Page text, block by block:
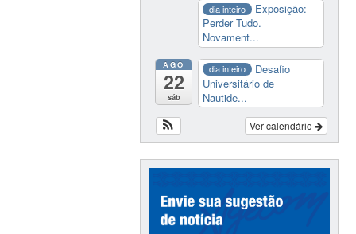
dia inteiro
Exposição:
Perder Tudo.
Novament...
AGO
22
sáb
dia inteiro
Desafio
Universitário de
Nautide...
Ver calendário